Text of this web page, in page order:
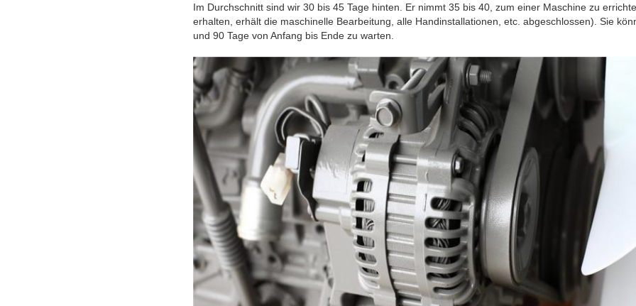
Im Durchschnitt sind wir 30 bis 45 Tage hinten. Er nimmt 35 bis 40, zum einer Maschine zu
erhalten, erhält die maschinelle Bearbeitung, alle Handinstallationen, etc. abgeschlossen). Sie
und 90 Tage von Anfang bis Ende zu warten.